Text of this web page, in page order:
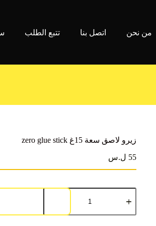
من نحن اتصل بنا تتبع الطلب
زيرو لاصق سعة 15غ zero glue stick
55 ل.س
كمية
زيرو